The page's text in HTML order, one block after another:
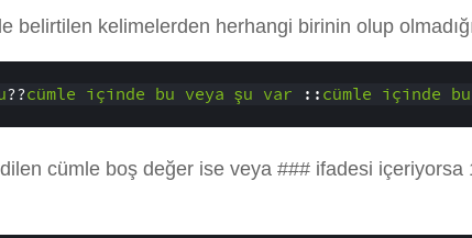
belirtilen kelimelerden herhangi birinin olup
??cümle içinde bu veya şu var ::cümle içinde bu
cümle boş değer ise veya ### ifadesi